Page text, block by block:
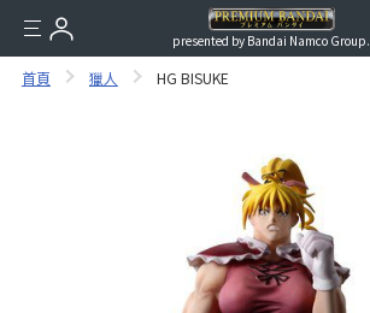
presented by Bandai Namco Group.
首頁 獵人 HG BISUKE